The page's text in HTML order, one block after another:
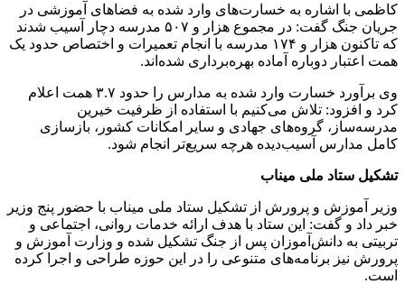
کاظمی با اشاره به خسارت‌های وارد شده به فضاهای آموزشی در
جریان جنگ گفت: در مجموع هزار و ۵۰۷ مدرسه دچار آسیب شدند
که تاکنون هزار و ۱۷۴ مدرسه با انجام تعمیرات و اختصاص حدود یک
همت اعتبار دوباره آماده بهره‌برداری شده‌اند.
وی برآورد خسارت وارد شده به مدارس را حدود ۳.۷ همت اعلام
کرد و افزود: تلاش می‌کنیم با استفاده از ظرفیت خیرین
مدرسه‌ساز، گروه‌های جهادی و سایر امکانات کشور، بازسازی
کامل مدارس آسیب‌دیده هرچه سریع‌تر انجام شود.
تشکیل ستاد ملی میناب
وزیر آموزش و پرورش از تشکیل ستاد ملی میناب با حضور پنج وزیر
خبر داد و گفت: این ستاد با هدف ارائه خدمات روانی، اجتماعی و
تربیتی به دانش‌آموزان پس از جنگ تشکیل شده و وزارت آموزش و
پرورش نیز برنامه‌های متنوعی را در این حوزه طراحی و اجرا کرده
است.